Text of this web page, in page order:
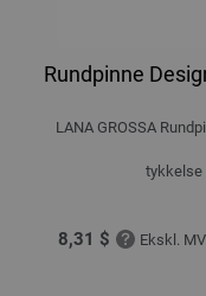
Rundpinne
LANA GROSSA
tykkelse
8,31 $ Ekskl.